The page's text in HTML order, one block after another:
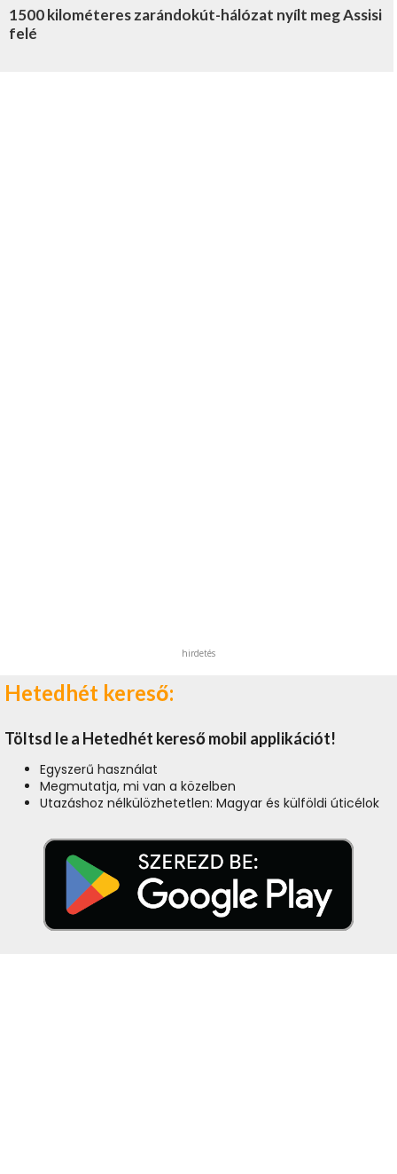
1500 kilométeres zarándokút-hálózat nyílt meg Assisi
felé
hirdetés
Hetedhét kereső:
Töltsd le a Hetedhét kereső mobil applikációt!
Egyszerű használat
Megmutatja, mi van a közelben
Utazáshoz nélkülözhetetlen: Magyar és külföldi úticélok